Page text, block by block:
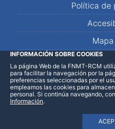
Política de
LinkedInFacebookWhatsApp
INFORMACIÓN SOBRE COOKIES
La página Web de la FNMT-RCM
para facilitar la navegación por la
preferencias seleccionadas por el
empleamos las cookies para
personal. Si continúa navegando,
Información.